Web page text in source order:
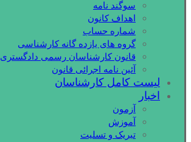
سوگند نامه
اهداف کانون
شماره حساب
گروه های یازده گانه کارشناسی
قانون کارشناسان رسمی دادگستری
آئین نامه اجرائی قانون
لیست کامل کارشناسان
اخبار
آزمون
آموزش
تبریک و تسلیت